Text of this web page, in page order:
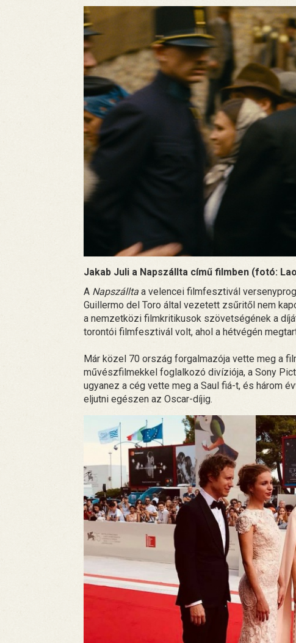
Jakab Juli a Napszállta című filmben (fotó:
A Napszállta a velencei filmfesztivál
Guillermo del Toro által vezetett zsűritől nem
a nemzetközi filmkritikusok szövetségének a
torontói filmfesztivál volt, ahol a hétvégén
Már közel 70 ország forgalmazója vette meg a
művészfilmekkel foglalkozó divíziója, a Sony
ugyanez a cég vette meg a Saul fiá-t, és három
eljutni egészen az Oscar-díjig.